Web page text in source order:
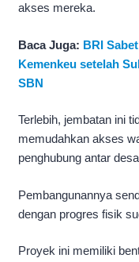
akses mereka.
Baca Juga: BRI
Kemenkeu setelah
SBN
Terlebih, jembatan ini
memudahkan akses
penghubung antar
Pembangunannya
dengan progres fisik
Proyek ini memiliki